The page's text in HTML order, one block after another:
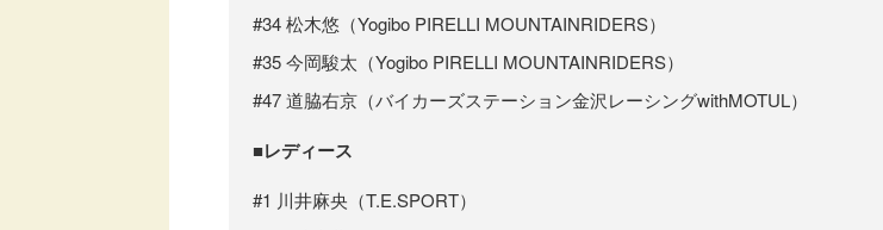
#34 松木悠（Yogibo PIRELLI MOUNTAINRIDERS）
#35 今岡駿太（Yogibo PIRELLI MOUNTAINRIDERS）
#47 道脇右京（バイカーズステーション金沢レーシングwithMOTUL）
■レディース
#1 川井麻央（T.E.SPORT）